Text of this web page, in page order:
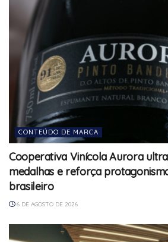
CONTEÚDO DE MARCA
Cooperativa Vinícola Aurora
medalhas e reforça
brasileiro
6 DE AGOSTO DE 2026